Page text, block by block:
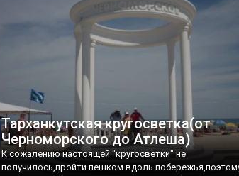
Тарханкутская кругосветка(от
Черноморского до Атлеша)
К сожалению настоящей "кругосветки" не
получилось,пройти пешком вдоль